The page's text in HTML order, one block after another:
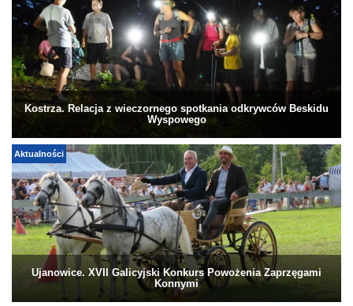
Kostrza. Relacja z wieczornego spotkania odkrywców Beskidu
Wyspowego
Aktualności
Ujanowice. XVII Galicyjski Konkurs Powożenia Zaprzęgami
Konnymi